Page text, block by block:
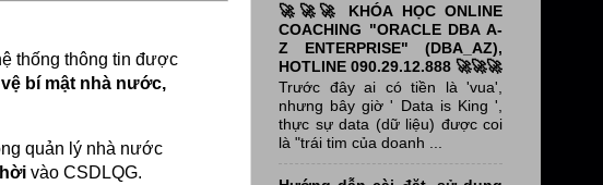
thống thông tin được
vệ bí mật nhà nước,
quản lý nhà nước
vào CSDLQG.
🚀🚀🚀 KHÓA HỌC ONLINE
COACHING "ORACLE DBA A-
Z ENTERPRISE" (DBA_AZ),
HOTLINE 090.29.12.888 🚀🚀🚀
Trước đây ai có tiền là 'vua',
nhưng bây giờ ' Data is King ',
thực sự data (dữ liệu) được coi
là "trái tim của doanh ...